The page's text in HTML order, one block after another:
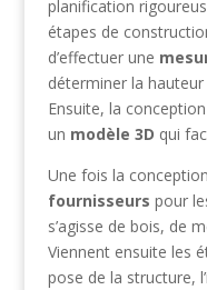
planification
étapes de
d’effectuer une
déterminer la
Ensuite, la
un modèle 3D qui
Une fois la
fournisseurs pour
s’agisse de bois, de
Viennent ensuite les
pose de la structure,